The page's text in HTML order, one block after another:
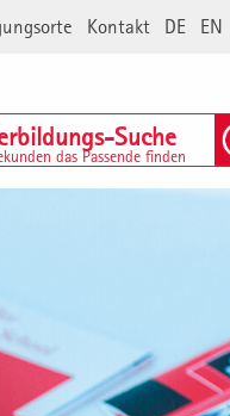
EN
DE
Kontakt
Suche
das Passende finden